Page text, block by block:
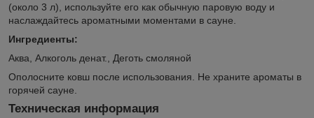
(около 3 л), используйте его как обычную паровую воду и
наслаждайтесь ароматными моментами в сауне.
Ингредиенты:
Аква, Алкоголь денат., Деготь смоляной
Ополосните ковш после использования. Не храните ароматы в
горячей сауне.
Техническая информация